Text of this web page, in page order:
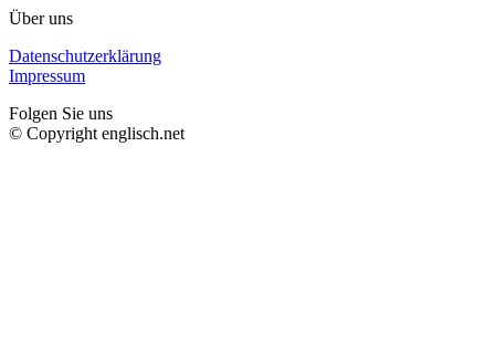
Über uns
Datenschutzerklärung
Impressum
Folgen Sie uns
© Copyright englisch.net